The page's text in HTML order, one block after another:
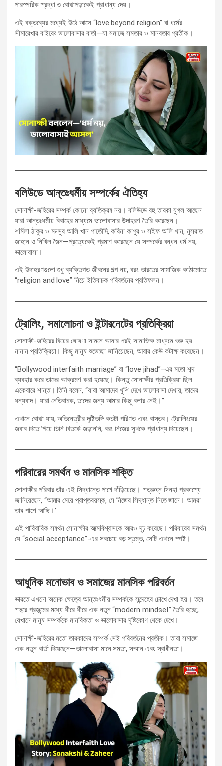
পারস্পরিক শ্রদ্ধা ও বোঝাপড়াকেই প্রাধান্য দেয়।
এই বক্তব্যের মধ্যেই উঠে আসে “love beyond religion” বা ধর্মের
সীমারেখার বাইরের ভালোবাসার বার্তা—যা সমাজে সমতার ও মানবতার প্রতীক।
বলিউডে আন্তঃধর্মীয় সম্পর্কের ঐতিহ্য
সোনাক্ষী-জহিরের সম্পর্ক কোনো ব্যতিক্রম নয়। বলিউডে বহু তারকা যুগল আছেন
যারা আন্তঃধর্মীয় বিবাহের মাধ্যমে ভালোবাসার উদাহরণ তৈরি করেছেন।
শর্মিলা ঠাকুর ও মনসুর আলি খান পাতৌদি, করিনা কাপুর ও সইফ আলি খান, নুসরাত
জাহান ও নিখিল জৈন—প্রত্যেকেই প্রমাণ করেছেন যে সম্পর্কের বন্ধন ধর্ম নয়,
ভালোবাসা।
এই উদাহরণগুলো শুধু ব্যক্তিগত জীবনের গল্প নয়, বরং ভারতের সামাজিক কাঠামোতে
“religion and love” নিয়ে ইতিবাচক পরিবর্তনের প্রতিফলন।
ট্রোলিং, সমালোচনা ও ইন্টারনেটের প্রতিক্রিয়া
সোনাক্ষী-জহিরের বিয়ের ঘোষণা সামনে আসার পরই সামাজিক মাধ্যমে শুরু হয়
নানান প্রতিক্রিয়া। কিছু মানুষ শুভেচ্ছা জানিয়েছেন, আবার কেউ কটাক্ষ করেছেন।
“Bollywood interfaith marriage” বা “love jihad”–এর মতো শব্দ
ব্যবহার করে তাদের আক্রমণ করা হয়েছে। কিন্তু সোনাক্ষীর প্রতিক্রিয়া ছিল
একেবারে শান্ত। তিনি বলেন, “যারা আমাদের খুশি দেখে ভালোবাসা দেখায়, তাদের
ধন্যবাদ। যারা নেতিবাচক, তাদের জন্য আমার কিছু বলার নেই।”
এখানে বোঝা যায়, অভিনেত্রীর দৃষ্টিভঙ্গি কতটা পরিণত এবং বাস্তব। ট্রোলিংয়ের
জবাব দিতে গিয়ে তিনি বিতর্কে জড়াননি, বরং নিজের সুখকে প্রাধান্য দিয়েছেন।
পরিবারের সমর্থন ও মানসিক শক্তি
সোনাক্ষীর পরিবার তাঁর এই সিদ্ধান্তে পাশে দাঁড়িয়েছে। শত্রুঘ্ন সিনহা প্রকাশ্যে
জানিয়েছেন, “আমার মেয়ে প্রাপ্তবয়স্ক, সে নিজের সিদ্ধান্ত নিতে জানে। আমরা
তার পাশে আছি।”
এই পারিবারিক সমর্থন সোনাক্ষীর আত্মবিশ্বাসকে আরও দৃঢ় করেছে। পরিবারের সমর্থন
যে “social acceptance”-এর সবচেয়ে বড় স্তম্ভ, সেটি এখানে স্পষ্ট।
আধুনিক মনোভাব ও সমাজের মানসিক পরিবর্তন
ভারতে এখনো অনেক ক্ষেত্রে আন্তঃধর্মীয় সম্পর্ককে সন্দেহের চোখে দেখা হয়। তবে
শহুরে প্রজন্মের মধ্যে ধীরে ধীরে এক নতুন “modern mindset” তৈরি হচ্ছে,
যেখানে মানুষ সম্পর্ককে মানবিকতা ও ভালোবাসার দৃষ্টিকোণ থেকে দেখে।
সোনাক্ষী-জহিরের মতো তারকাদের সম্পর্ক সেই পরিবর্তনের প্রতীক। তারা সমাজে
এক নতুন বার্তা দিয়েছেন—ভালোবাসা মানে সমতা, সম্মান এবং স্বাধীনতা।